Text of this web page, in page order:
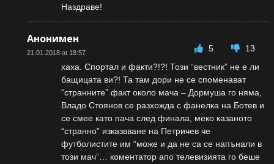
Наздраве!
Анонимен
21.01.2018 at 18:57 5
13
хаха. Спортал и факти?!?! Този “вестник” не е ли
бащицата ви?! Та там дори не се споменават
“странните” факт около мача – Дормуша го няма,
Владо Стоянов се разхожда с фанелка на Ботев и
се смее като пача след финала, меко казаното
“странно” изказвване на Петричев че
футболистите им “може и да не са се напънали в
този мач”… коментатор апо телевизията го беше